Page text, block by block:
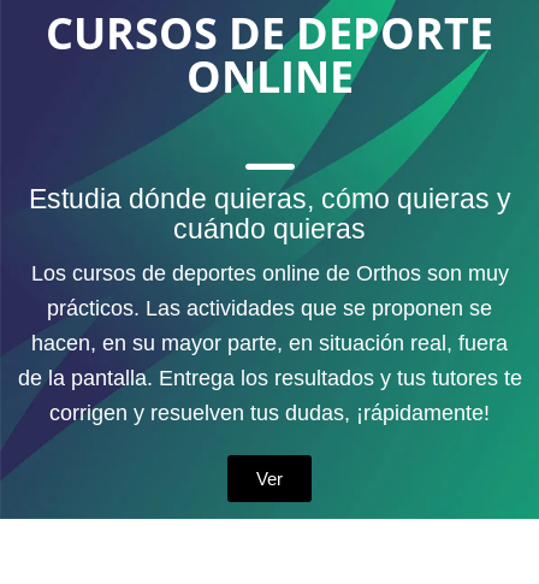
CURSOS DE DEPORTE
ONLINE
Estudia dónde quieras, cómo quieras y
cuándo quieras
Los cursos de deportes online de Orthos son muy
prácticos. Las actividades que se proponen se
hacen, en su mayor parte, en situación real, fuera
de la pantalla. Entrega los resultados y tus tutores te
corrigen y resuelven tus dudas, ¡rápidamente!
Ver